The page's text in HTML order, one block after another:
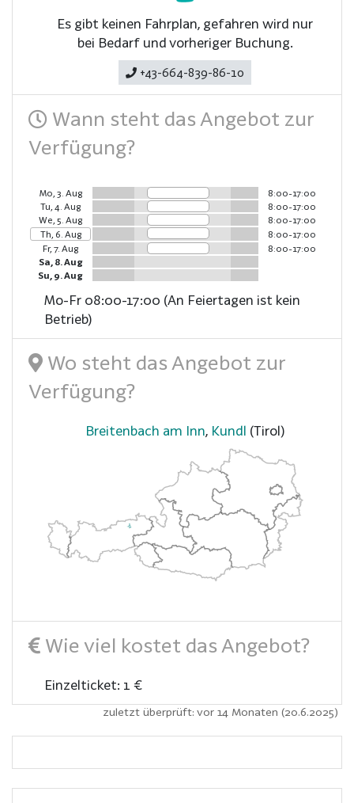
Es gibt keinen Fahrplan, gefahren wird nur
bei Bedarf und vorheriger Buchung.
+43-664-839-86-10
Wann steht das Angebot zur
Verfügung?
Mo, 3. Aug
8:00-17:00
Tu, 4. Aug
8:00-17:00
We, 5. Aug
8:00-17:00
Th, 6. Aug
8:00-17:00
Fr, 7. Aug
8:00-17:00
Sa, 8. Aug
Su, 9. Aug
Mo-Fr 08:00-17:00 (An Feiertagen ist kein
Betrieb)
Wo steht das Angebot zur
Verfügung?
Breitenbach am Inn, Kundl (Tirol)
Wie viel kostet das Angebot?
Einzelticket: 1 €
zuletzt überprüft: vor 14 Monaten (20.6.2025)